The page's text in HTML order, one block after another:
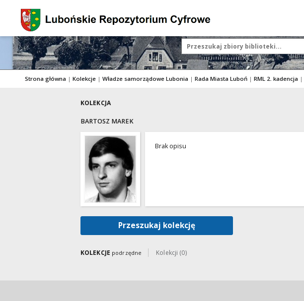
Strona główna | Kolekcje | Władze samorządowe Lubonia | Rada Miasta Luboń | RML 2. kadencja |
KOLEKCJA
BARTOSZ MAREK
Brak opisu
Przeszukaj kolekcję
KOLEKCJE podrzędne Kolekcji (0)